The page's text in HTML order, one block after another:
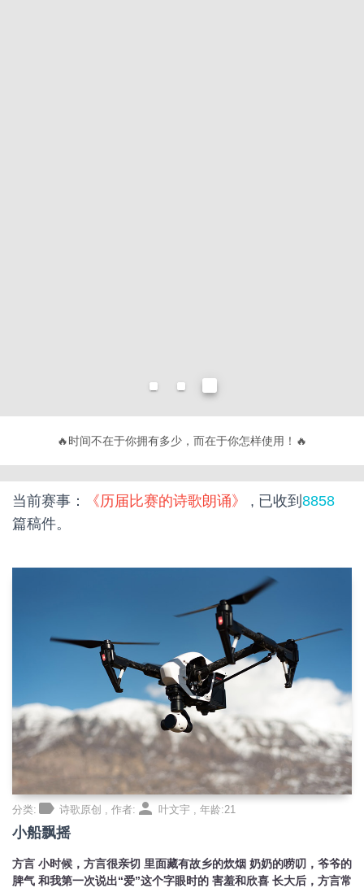
🔥不要有趣，要有用！🔥
当前赛事： 《历届比赛的诗歌朗诵》 , 已收到 8858
篇稿件。
分类: label 诗歌原创 , 作者: person 叶文宇 , 年龄:21
小船飘摇
方言 小时候，方言很亲切 里面藏有故乡的炊烟 奶奶的唠叨，爷爷的
脾气 和我第一次说出“爱”这个字眼时的 害羞和欣喜 长大后，方言常